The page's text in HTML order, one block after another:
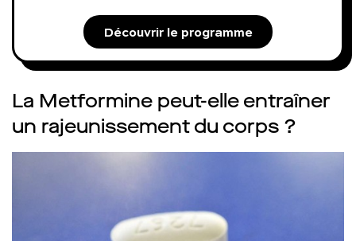
Découvrir le programme
La Metformine peut-elle entraîner
un rajeunissement du corps ?